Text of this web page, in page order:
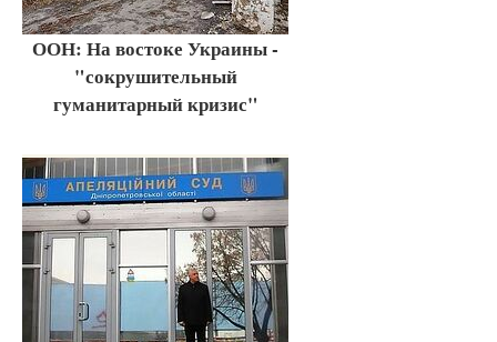
ООН: На востоке Украины -
"сокрушительный
гуманитарный кризис"